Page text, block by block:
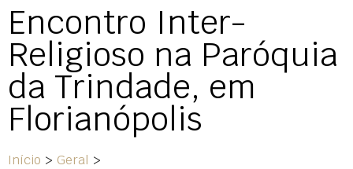
Encontro Inter-
Religioso na Paróquia
da Trindade, em
Florianópolis
Início > Geral >